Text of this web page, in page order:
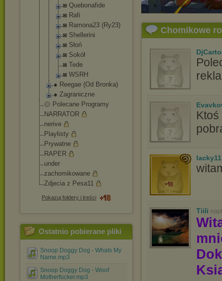
◙ Quebonafide
◙ Rafi
◙ Ramona23 (Ry23)
◙ Shellerini
◙ Słoń
◙ Sokół
◙ Tede
◙ WSRH
● Reegae (Od Bronka)
● Zagraniczne
۞ Polecane Programy
NARRATOR
nerive
Playlisty
Prywatne
RAPER
under
zachomikowane
Zdjecia z Pesa11
Pokazuj foldery i treści
Ostatnio pobierane pliki
Snoop Doggy Dog - Whats My
Name.mp3
Snoop Doggy Dog - Woof
Motherfucker.mp3
Chomikowe
lacky11
Tiili